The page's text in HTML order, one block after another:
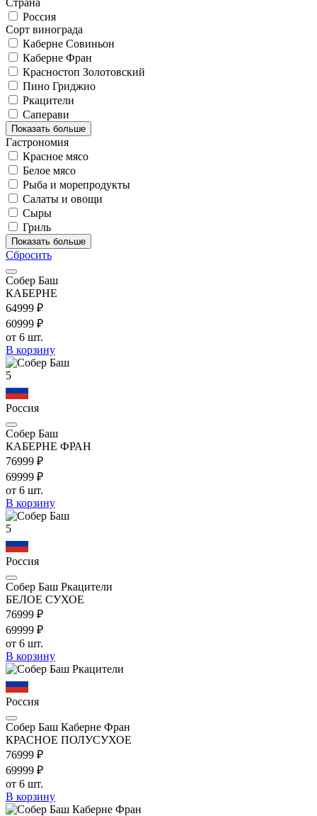
Россия
Сорт винограда
Каберне Совиньон
Каберне Фран
Красностоп Золотовский
Пино Гриджио
Ркацители
Саперави
Показать больше
Гастрономия
Красное мясо
Белое мясо
Рыба и морепродукты
Салаты и овощи
Сыры
Гриль
Показать больше
Сбросить
Собер Баш
КАБЕРНЕ
64999 ₽
60999 ₽
от 6 шт.
В корзину
5
Россия
Собер Баш
КАБЕРНЕ ФРАН
76999 ₽
69999 ₽
от 6 шт.
В корзину
5
Россия
Собер Баш Ркацители
БЕЛОЕ СУХОЕ
76999 ₽
69999 ₽
от 6 шт.
В корзину
Россия
Собер Баш Каберне Фран
КРАСНОЕ ПОЛУСУХОЕ
76999 ₽
69999 ₽
от 6 шт.
В корзину